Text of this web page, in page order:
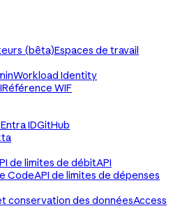
(bêta)Espaces de travail
Workload Identity
Référence WIF
IDGitHub
de limites de débitAPI
CodeAPI de limites de dépenses
conservation des donnéesAccess